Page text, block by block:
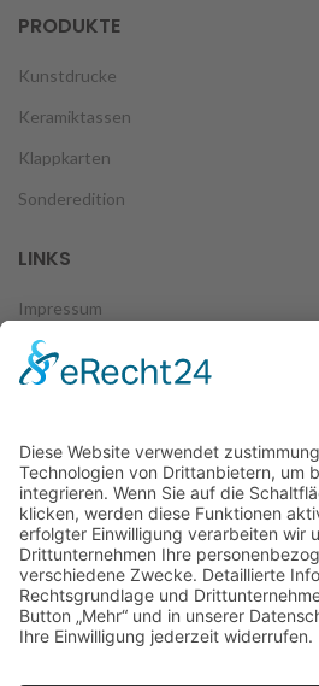
PRODUKTE
Kunstdrucke
Keramiktassen
Klappkarten
Sonderedition
LINKS
Impressum
Datenschutz
Zahlungsweisen
Widerruf
AGB
FOLGE UNS